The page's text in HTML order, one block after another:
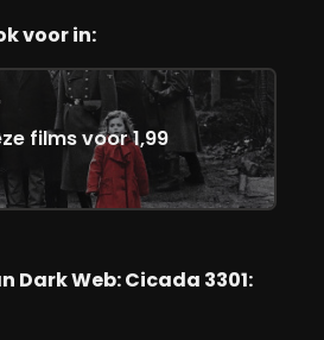
voor in:
films voor 1,99
Dark Web: Cicada 3301: